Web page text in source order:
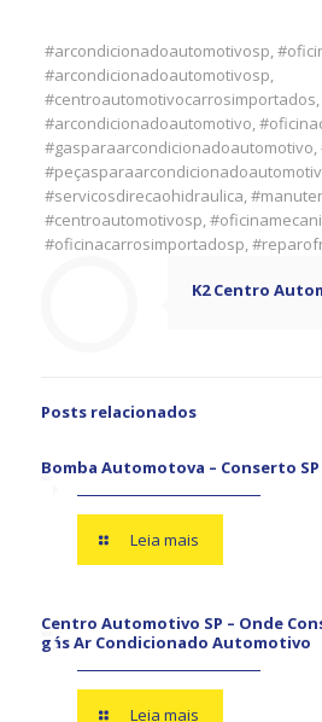
#arcondicionadoautomotivosp,
#arcondicionadoautomotivosp,
#centroautomotivocarrosimportados,
#arcondicionadoautomotivo,
#servicosdirecaohidraulica,
#centroautomotivosp,
#oficinacarrosimportadosp,
K2 Centro
Posts relacionados
Bomba Automotova – Conserto SP
Leia mais
Centro Automotivo SP – Onde
gás Ar Condicionado Automotivo
Leia mais